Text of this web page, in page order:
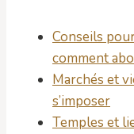
Conseils
comment
Marchés et
s’imposer
Temples et